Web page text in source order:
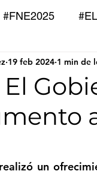
#FNE2025
Jujuy
Mascotas
Incendios
El
19 feb 2024 1 min de
un